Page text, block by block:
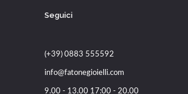
Seguici
(+39) 0883 555592
info@fatonegioielli.com
9.00 - 13.00 17:00 - 20.00